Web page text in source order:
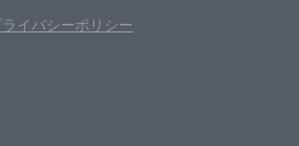
ライバシーポリシー